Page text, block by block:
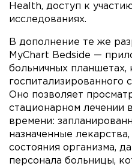
Health, доступ к
исследованиях.
В дополнение те же
MyChart Bedside —
больничных планшетах,
госпитализированного
Оно позволяет
стационарном лечении
времени:
назначенные
состояния организма,
персонала больницы,